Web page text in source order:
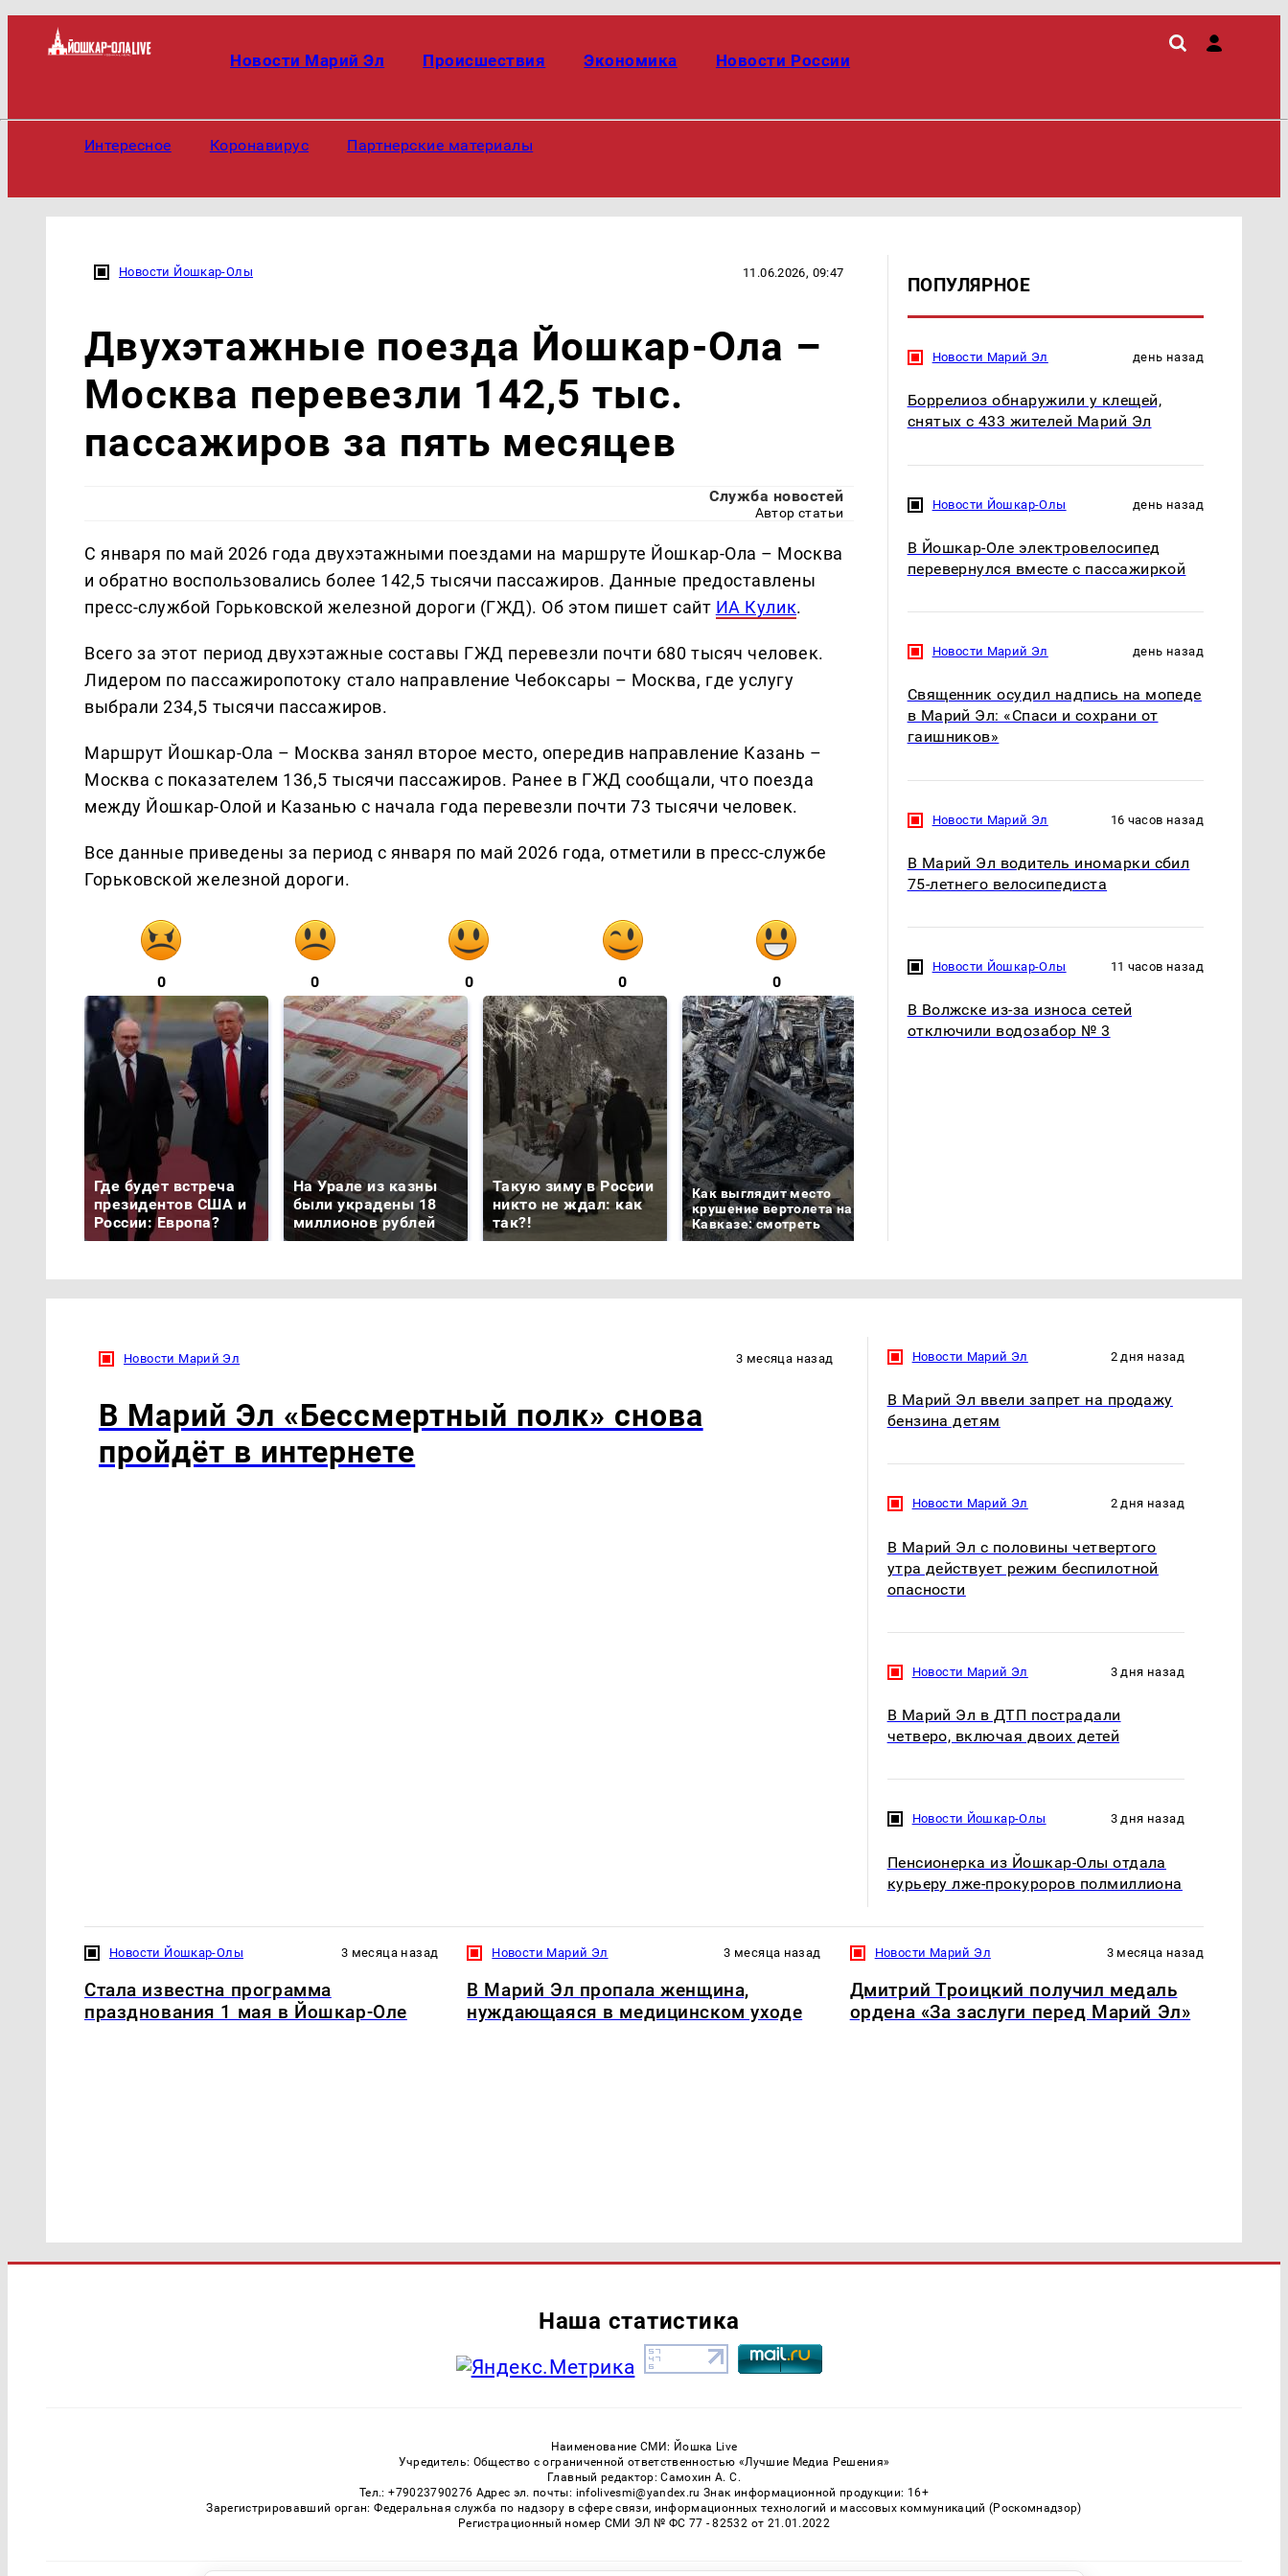
Новости Марий Эл Происшествия Экономика Новости России
Интересное Коронавирус Партнерские материалы
Новости Йошкар-Олы 11.06.2026, 09:47
Двухэтажные поезда Йошкар-Ола –
Москва перевезли 142,5 тыс.
пассажиров за пять месяцев
Служба новостей
Автор статьи
С января по май 2026 года двухэтажными поездами на маршруте Йошкар-Ола – Москва
и обратно воспользовались более 142,5 тысячи пассажиров. Данные предоставлены
пресс-службой Горьковской железной дороги (ГЖД). Об этом пишет сайт ИА Кулик.
Всего за этот период двухэтажные составы ГЖД перевезли почти 680 тысяч человек.
Лидером по пассажиропотоку стало направление Чебоксары – Москва, где услугу
выбрали 234,5 тысячи пассажиров.
Маршрут Йошкар-Ола – Москва занял второе место, опередив направление Казань –
Москва с показателем 136,5 тысячи пассажиров. Ранее в ГЖД сообщали, что поезда
между Йошкар-Олой и Казанью с начала года перевезли почти 73 тысячи человек.
Все данные приведены за период с января по май 2026 года, отметили в пресс-службе
Горьковской железной дороги.
0 0 0 0 0
Где будет встреча
президентов США и
России: Европа?
На Урале из казны
были украдены 18
миллионов рублей
Такую зиму в России
никто не ждал: как
так?!
Как выглядит место
крушение вертолета на
Кавказе: смотреть
ПОПУЛЯРНОЕ
Новости Марий Эл день назад
Боррелиоз обнаружили у клещей,
снятых с 433 жителей Марий Эл
Новости Йошкар-Олы день назад
В Йошкар-Оле электровелосипед
перевернулся вместе с пассажиркой
Новости Марий Эл день назад
Священник осудил надпись на мопеде
в Марий Эл: «Спаси и сохрани от
гаишников»
Новости Марий Эл 16 часов назад
В Марий Эл водитель иномарки сбил
75-летнего велосипедиста
Новости Йошкар-Олы 11 часов назад
В Волжске из-за износа сетей
отключили водозабор № 3
Новости Марий Эл 3 месяца назад
В Марий Эл «Бессмертный полк» снова
пройдёт в интернете
Новости Марий Эл 2 дня назад
В Марий Эл ввели запрет на продажу
бензина детям
Новости Марий Эл 2 дня назад
В Марий Эл с половины четвертого
утра действует режим беспилотной
опасности
Новости Марий Эл 3 дня назад
В Марий Эл в ДТП пострадали
четверо, включая двоих детей
Новости Йошкар-Олы 3 дня назад
Пенсионерка из Йошкар-Олы отдала
курьеру лже-прокуроров полмиллиона
Новости Йошкар-Олы 3 месяца назад
Стала известна программа
празднования 1 мая в Йошкар-Оле
Новости Марий Эл 3 месяца назад
В Марий Эл пропала женщина,
нуждающаяся в медицинском уходе
Новости Марий Эл 3 месяца назад
Дмитрий Троицкий получил медаль
ордена «За заслуги перед Марий Эл»
Наша статистика
Наименование СМИ: Йошка Live
Учредитель: Общество с ограниченной ответственностью «Лучшие Медиа Решения»
Главный редактор: Самохин А. С.
Тел.: +79023790276 Адрес эл. почты: infolivesmi@yandex.ru Знак информационной продукции: 16+
Зарегистрировавший орган: Федеральная служба по надзору в сфере связи, информационных технологий и массовых коммуникаций (Роскомнадзор)
Регистрационный номер СМИ ЭЛ № ФС 77 - 82532 от 21.01.2022